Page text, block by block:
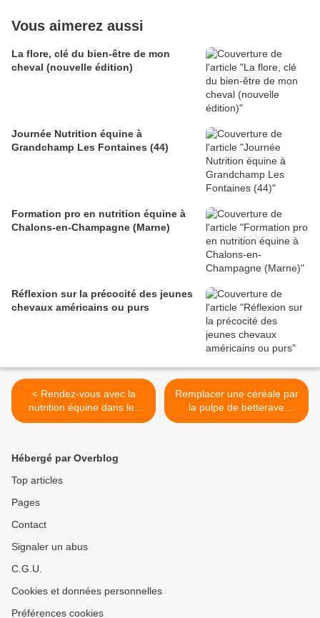
Vous aimerez aussi
La flore, clé du bien-être de mon
cheval (nouvelle édition)
Journée Nutrition équine à
Grandchamp Les Fontaines (44)
Formation pro en nutrition équine à
Chalons-en-Champagne (Marne)
Réflexion sur la précocité des jeunes
chevaux américains ou purs
< Rendez-vous avec la
nutrition équine dans les
Deux-Sèvres
Remplacer une céréale par
la pulpe de betterave
déshydratée dans
Hébergé par Overblog
Top articles
Pages
Contact
Signaler un abus
C.G.U.
Cookies et données personnelles
Préférences cookies